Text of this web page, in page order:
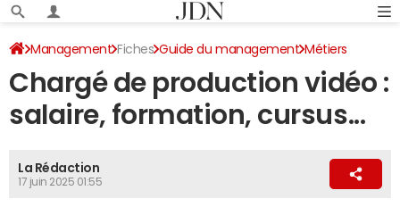
Management Fiches Guide du management Métiers
Métiers du web
Chargé de production vidéo :
salaire, formation, cursus...
La Rédaction
17 juin 2025 01:55